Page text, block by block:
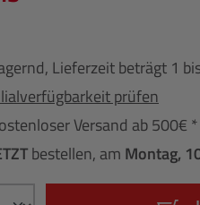
Lieferzeit beträgt 1
prüfen
Versand ab 500€ *
bestellen, am Montag,